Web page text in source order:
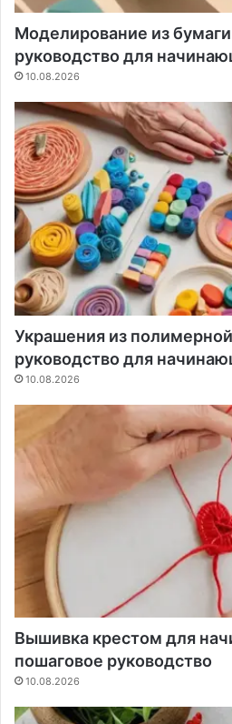
Моделирование из
руководство для
10.08.2026
Украшения из
руководство для
10.08.2026
Вышивка крестом для
пошаговое руководство
10.08.2026